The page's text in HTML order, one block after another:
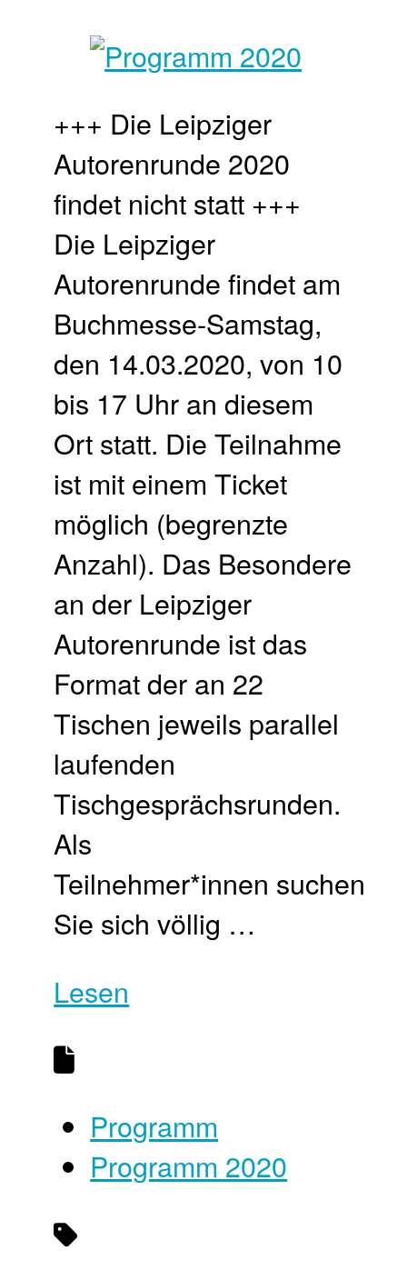
+++ Die Leipziger
Autorenrunde 2020
findet nicht statt +++
Die Leipziger
Autorenrunde findet am
Buchmesse-Samstag,
den 14.03.2020, von 10
bis 17 Uhr an diesem
Ort statt. Die Teilnahme
ist mit einem Ticket
möglich (begrenzte
Anzahl). Das Besondere
an der Leipziger
Autorenrunde ist das
Format der an 22
Tischen jeweils parallel
laufenden
Tischgesprächsrunden.
Als
Teilnehmer*innen suchen
Sie sich völlig …
Lesen
Programm
Programm 2020